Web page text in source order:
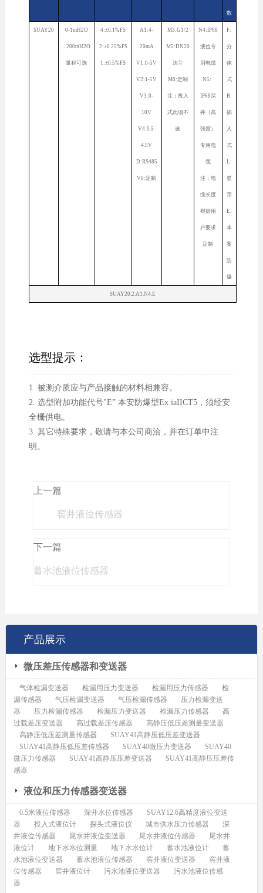
数
SUAY20 0-1mH2O
...200mH2O
量程可选
4:±0.1%FS
2:±0.25%FS
1:±0.5%FS
A1:4-
20mA
V1:0-5V
V2:1-5V
V3:0-
10V
V4:0.5-
4.5V
D:RS485
V0:定制
M3:G1/2
M5:DN20
法兰
M0:定制
注：投入
式此项不
选
N4:IP68
液位专
用电缆
N5:
IP68深
井（高
强度）
专用电
缆
注：电
缆长度
根据用
户要求
定制
F:
分
体
式
B:
插
入
式
L:
显
示
E:
本
案
防
爆
SUAY20.2.A1.N4.E
选型提示：
1. 被测介质应与产品接触的材料相兼容。
2. 选型附加功能代号"E” 本安防爆型Ex iaIICT5，须经安
全栅供电。
3. 其它特殊要求，敬请与本公司商洽，并在订单中注
明。
上一篇
窖井液位传感器
下一篇
蓄水池液位传感器
产品展示
微压差压传感器和变送器
气体检漏变送器 检漏用压力变送器 检漏用压力传感器
检
漏传感器
气压检漏变送器 气压检漏传感器
压力检漏变送
器
压力检漏传感器 检漏压力变送器 检漏压力传感器
高
过载差压变送器
高过载差压传感器
高静压低压差测量变送器
高静压低压差测量传感器
SUAY41高静压低压差变送器
SUAY41高静压低压差传感器
SUAY40微压力变送器
SUAY40
微压力传感器
SUAY41高静压压差变送器
SUAY41高静压压差传
感器
液位和压力传感器变送器
0.5米液位传感器 深井水位传感器
SUAY12.6高精度液位变送
器
投入式液位计 探头式液位仪 城市供水压力传感器
深
井液位传感器
尾水井液位变送器 尾水井液位传感器
尾水井
液位计
地下水水位测量 地下水水位计 蓄水池液位计
蓄
水池液位变送器
蓄水池液位传感器 窖井液位变送器
窖井液
位传感器
窖井液位计 污水池液位变送器
污水池液位传感
器